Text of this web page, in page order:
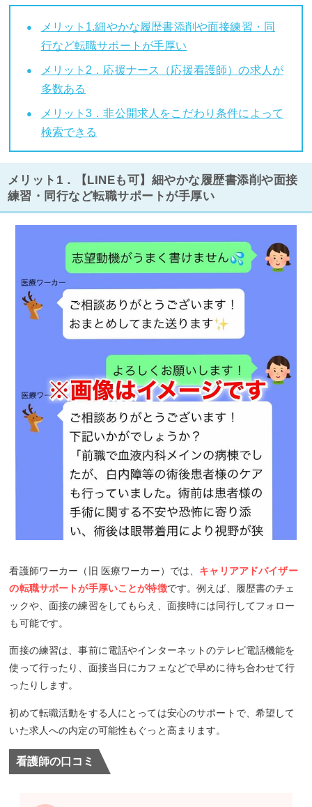
メリット1.細やかな履歴書添削や面接練習・同
行など転職サポートが手厚い
メリット2．応援ナース（応援看護師）の求人が
多数ある
メリット3．非公開求人をこだわり条件によって
検索できる
メリット1．【LINEも可】細やかな履歴書添削や面接
練習・同行など転職サポートが手厚い
看護師ワーカー（旧 医療ワーカー）では、 キャリアアドバイザー
の転職サポートが手厚いことが特徴です。例えば、履歴書のチェ
ックや、面接の練習をしてもらえ、面接時には同行してフォロー
も可能です。
面接の練習は、事前に電話やインターネットのテレビ電話機能を
使って行ったり、面接当日にカフェなどで早めに待ち合わせて行
ったりします。
初めて転職活動をする人にとっては安心のサポートで、希望して
いた求人への内定の可能性もぐっと高まります。
看護師の口コミ